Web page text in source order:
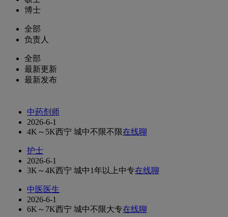
博士
全部
负责人
全部
最新更新
最新发布
中药剂师
2026-6-1
4K～5K西宁 城中不限不限在线聊
护士
2026-6-1
3K～4K西宁 城中1年以上中专在线聊
中医医生
2026-6-1
6K～7K西宁 城中不限大专在线聊